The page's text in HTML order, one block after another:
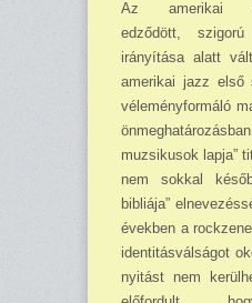
Az amerikai
edződött,
irányítása alatt
amerikai jazz első
véleményformáló
muzsikusok lapja”
nem sokkal
bibliája”
években a
identitásválságot
nyitást nem